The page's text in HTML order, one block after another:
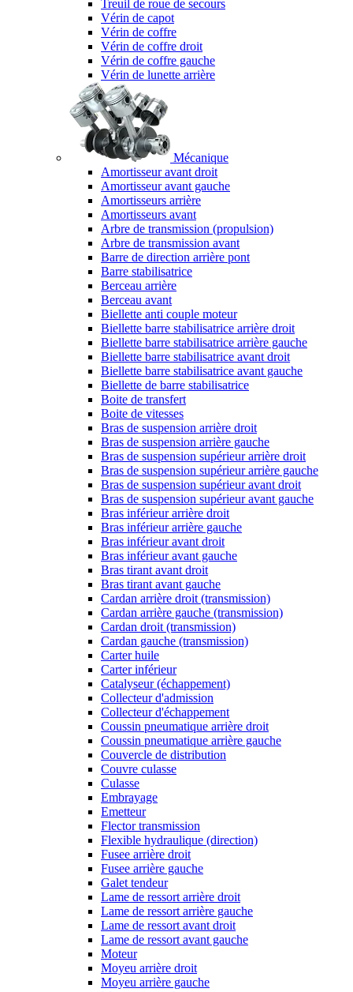
Treuil de roue de secours
Vérin de capot
Vérin de coffre
Vérin de coffre droit
Vérin de coffre gauche
Vérin de lunette arrière
Mécanique
Amortisseur avant droit
Amortisseur avant gauche
Amortisseurs arrière
Amortisseurs avant
Arbre de transmission (propulsion)
Arbre de transmission avant
Barre de direction arrière pont
Barre stabilisatrice
Berceau arrière
Berceau avant
Biellette anti couple moteur
Biellette barre stabilisatrice arrière droit
Biellette barre stabilisatrice arrière gauche
Biellette barre stabilisatrice avant droit
Biellette barre stabilisatrice avant gauche
Biellette de barre stabilisatrice
Boite de transfert
Boite de vitesses
Bras de suspension arrière droit
Bras de suspension arrière gauche
Bras de suspension supérieur arrière droit
Bras de suspension supérieur arrière gauche
Bras de suspension supérieur avant droit
Bras de suspension supérieur avant gauche
Bras inférieur arrière droit
Bras inférieur arrière gauche
Bras inférieur avant droit
Bras inférieur avant gauche
Bras tirant avant droit
Bras tirant avant gauche
Cardan arrière droit (transmission)
Cardan arrière gauche (transmission)
Cardan droit (transmission)
Cardan gauche (transmission)
Carter huile
Carter inférieur
Catalyseur (échappement)
Collecteur d'admission
Collecteur d'échappement
Coussin pneumatique arrière droit
Coussin pneumatique arrière gauche
Couvercle de distribution
Couvre culasse
Culasse
Embrayage
Emetteur
Flector transmission
Flexible hydraulique (direction)
Fusee arrière droit
Fusee arrière gauche
Galet tendeur
Lame de ressort arrière droit
Lame de ressort arrière gauche
Lame de ressort avant droit
Lame de ressort avant gauche
Moteur
Moyeu arrière droit
Moyeu arrière gauche